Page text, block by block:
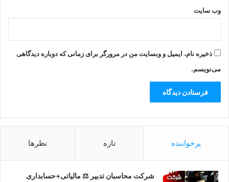
وب‌ سایت
ذخیره نام، ایمیل و وبسایت من در مرورگر برای زمانی که دوباره دیدگاهی
می‌نویسم.
پرخواننده تازه نظرها
شرکت محاسبان تدبیر ⚖️ مالیاتی+حسابداری